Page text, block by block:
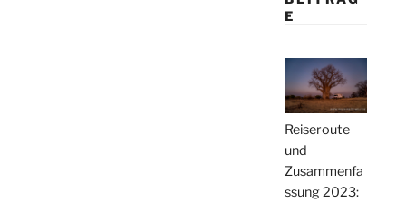
E
Reiseroute
und
Zusammenfa
ssung 2023: